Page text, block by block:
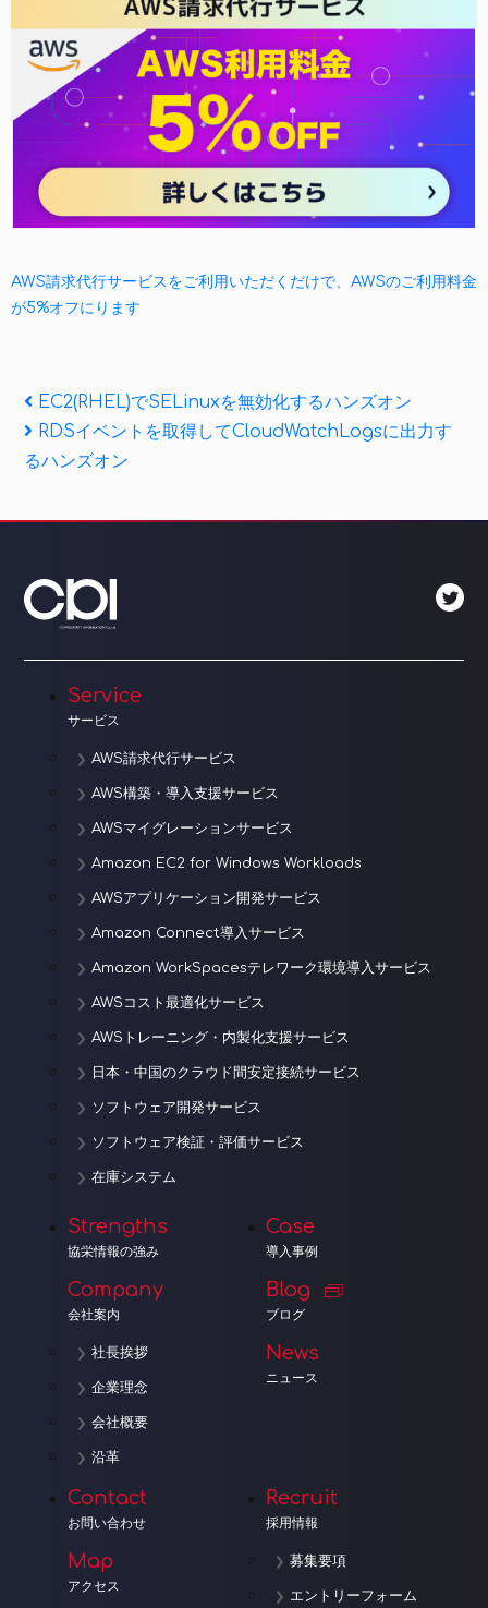
AWS請求代行サービスをご利用いただくだけで、AWSのご利用料金
が5%オフにります
投
稿
ビ
ゲ
ー
シ
ョ
Previous
Post
EC2(RHEL)でSELinuxを無効化するハンズオン
Next
Post
RDSイベントを取得してCloudWatchLogsに出力す
るハンズオン
Service
サービス
AWS請求代行サービス
AWS構築・導入支援サービス
AWSマイグレーションサービス
Amazon EC2 for Windows Workloads
AWSアプリケーション開発サービス
Amazon Connect導入サービス
Amazon WorkSpacesテレワーク環境導入サービス
AWSコスト最適化サービス
AWSトレーニング・内製化支援サービス
日本・中国のクラウド間安定接続サービス
ソフトウェア開発サービス
ソフトウェア検証・評価サービス
在庫システム
Strengths
協栄情報の強み
Company
会社案内
社長挨拶
企業理念
会社概要
沿革
Case
導入事例
Blog
ブログ
News
ニュース
Contact
お問い合わせ
Map
アクセス
Recruit
採用情報
募集要項
エントリーフォーム